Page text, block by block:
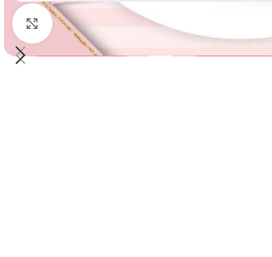
Clique para ampliar